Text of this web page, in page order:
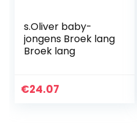
s.Oliver baby-
jongens Broek lang
Broek lang
€24.07